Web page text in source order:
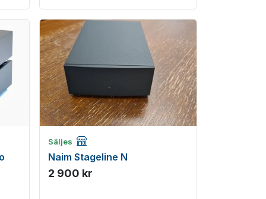
Säljes Företagsannons
Naim Stageline N
2 900 kr